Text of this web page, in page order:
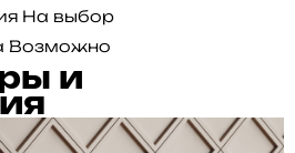
На выбор
Возможно
и